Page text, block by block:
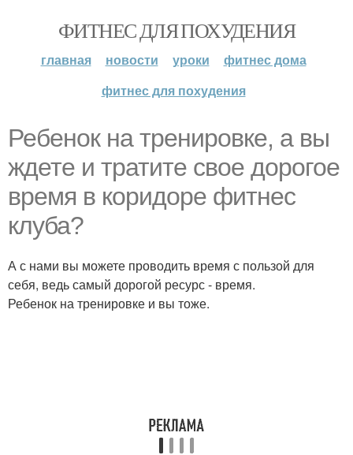
ФИТНЕС ДЛЯ ПОХУДЕНИЯ
главная новости уроки
фитнес дома
фитнес для похудения
Ребенок на тренировке, а вы
ждете и тратите свое дорогое
время в коридоре фитнес
клуба?
А с нами вы можете проводить время с пользой для
себя, ведь самый дорогой ресурс - время.
Ребенок на тренировке и вы тоже.